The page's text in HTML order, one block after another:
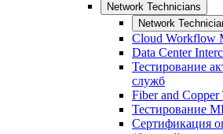
Network Technicians
Network
Cloud Workflow
Data Center
Тестирование
служб
Fiber and Copper
Тестирование
Сертификация